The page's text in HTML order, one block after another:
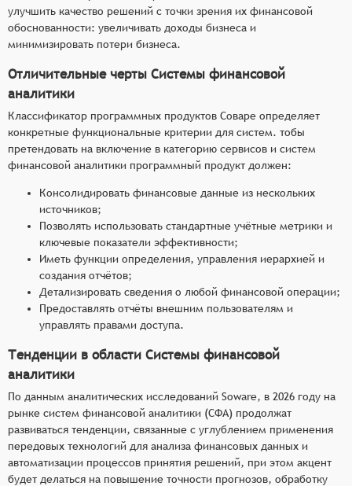
улучшить качество решений с точки зрения их финансовой
обоснованности: увеличивать доходы бизнеса и
минимизировать потери бизнеса.
Отличительные черты Системы финансовой
аналитики
Классификатор программных продуктов Соваре определяет
конкретные функциональные критерии для систем. тобы
претендовать на включение в категорию сервисов и систем
финансовой аналитики программный продукт должен:
Консолидировать финансовые данные из нескольких
источников;
Позволять использовать стандартные учётные метрики и
ключевые показатели эффективности;
Иметь функции определения, управления иерархией и
создания отчётов;
Детализировать сведения о любой финансовой операции;
Предоставлять отчёты внешним пользователям и
управлять правами доступа.
Тенденции в области Системы финансовой
аналитики
По данным аналитических исследований Soware, в 2026 году на
рынке систем финансовой аналитики (СФА) продолжат
развиваться тенденции, связанные с углублением применения
передовых технологий для анализа финансовых данных и
автоматизации процессов принятия решений, при этом акцент
будет делаться на повышение точности прогнозов, обработку